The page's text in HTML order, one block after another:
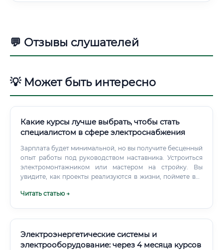
💬 Отзывы слушателей
💡 Может быть интересно
Какие курсы лучше выбрать, чтобы стать
специалистом в сфере электроснабжения
Зарплата будет минимальной, но вы получите бесценный
опыт работы под руководством наставника. Устроиться
электромонтажником или мастером на стройку. Вы
увидите, как проекты реализуются в жизни, поймете все
Читать статью →
Электроэнергетические системы и
электрооборудование: через 4 месяца курсов